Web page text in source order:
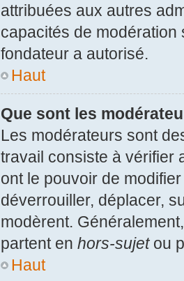
attribuées aux autres
capacités de modération
fondateur a autorisé.
Haut
Que sont les
Les modérateurs sont
travail consiste à vérifier
ont le pouvoir de
déverrouiller, déplacer,
modèrent.
partent en hors-sujetou
Haut